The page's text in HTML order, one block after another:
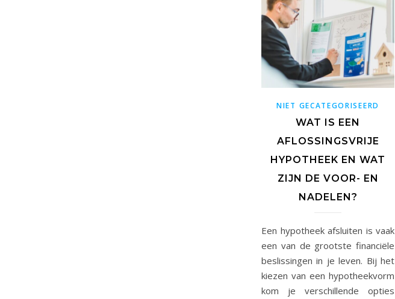
NIET GECATEGORISEERD
WAT IS EEN
AFLOSSINGSVRIJE
HYPOTHEEK EN WAT
ZIJN DE VOOR- EN
NADELEN?
Een hypotheek afsluiten is vaak
een van de grootste financiële
beslissingen in je leven. Bij het
kiezen van een hypotheekvorm
kom je verschillende opties